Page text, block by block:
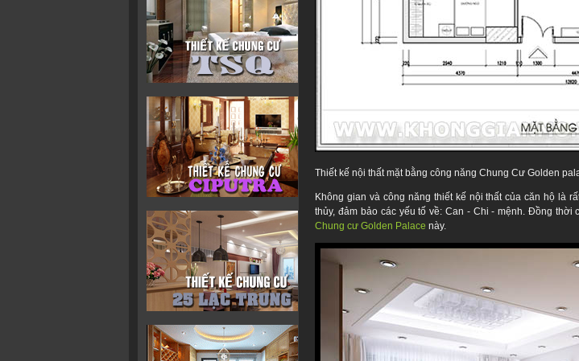
Thiết kế nội thất mặt bằng công năng Chung Cư Golden
Không gian và công năng thiết kế nội thất của căn hộ là
thủy, đảm bảo các yếu tố về: Can - Chi - mệnh. Đồng
Chung cư Golden Palace này.